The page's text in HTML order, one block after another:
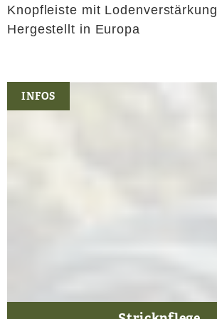
Knopfleiste mit Lodenverstärkung
Hergestellt in Europa
INFOS